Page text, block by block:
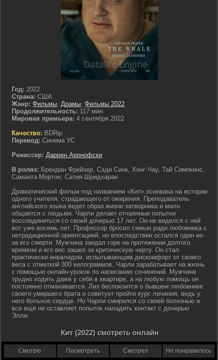
Год: 2022
Страна: США
Жанр: Фильмы, Драмы, Фильмы 2022
Продолжительность: 117 мин.
Мировая премьера: 4 сентября 2022
Качество: BDRip
Перевод: Синема УС
Режиссер: Даррен Аронофски
В ролях: Брендан Фрейзер, Сэди Синк, Хонг Чау, Тай Симпкинс,
Саманта Мортон, Сатия Шридхаран
Драматический фильм под названием «Кит» основана на истории
одного учителя, страдающего от ожирения. Преподаватель
английского языка ведет образ жизни затворника и мало
общается с людьми. Чарли делает отчаянные попытки
воссоединиться со своей дочерью 17 лет. Он не виделся с ней
вот уже восемь лет. Профессор бросил семью ради любовника с
нетрадиционной ориентацией, но впоследствии остался один из-
за его смерти. Мужчина заедал горе на протяжении долгого
времени и его вес зашел за критическую черту. Он стал
практически инвалидом, испытывающим дискомфорт от своего
веса с отметкой 300 килограммов. Чарли зарабатывает на жизнь
с помощью онлайн-уроков по написанию сочинений. Мужчине
трудно ходить даже у себя в квартире, а на любую помощь он
постоянно отмахивается. Лиз беспокоится о бывшем любовнике
своего умершего брата и советует пройти курс лечения, ведь у
него больное сердце. Но Чарли смирился со своей болезнью и
все ещё не оставляет попыток наладить контакт с дочерью
Элли.
Кит (2022) смотреть онлайн
Смотрю
Посмотреть
Смотрел Не понравилось